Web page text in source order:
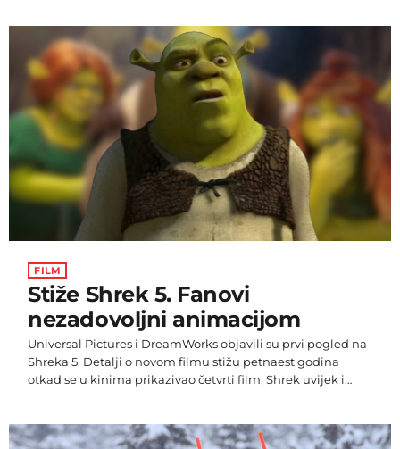
moraju provoditi uslijed smanjenog dotoka pitke vode na
razdijelnoj stanici Šljivčica i nedovoljnih količina vode da
se dopunjavanje rezervoara Zvizda i Šljivčica odvija
nesmetano. Posljedica smanjenog dotoka pitke vode na
[…]
FILM
Stiže Shrek 5. Fanovi
nezadovoljni animacijom
Universal Pictures i DreamWorks objavili su prvi pogled na
Shreka 5. Detalji o novom filmu stižu petnaest godina
otkad se u kinima prikazivao četvrti film, Shrek uvijek i
prikazuje i Feliciju, kćer Shreka i Fione. Glasove likovima u